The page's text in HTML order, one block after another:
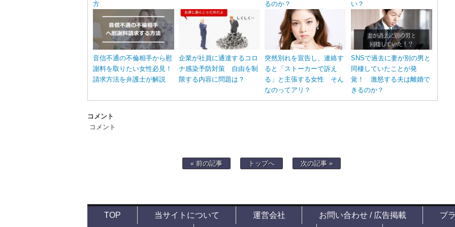
方
るのか？
い？
音信不通の不倫相手から慰
謝料を取りたい女性必見！
請求方法を弁護士が解説
企業が社員に通達するコロ
ナ感染予防対策 自由を制
限する内容に問題は？
突然別れを宣告し、連絡す
ると「ストーカーで訴え
る」と主張する女性 そん
なのってアリ？
SNSで過去に妻が別の男と
同棲していたことが発
覚！ 激怒する夫は離婚で
きるのか？
コメント
コメント
« 前の記事 トップへ 次の記事 »
TOP 当サイトについて 運営会社 お問い合わせ / 広告掲載 プ